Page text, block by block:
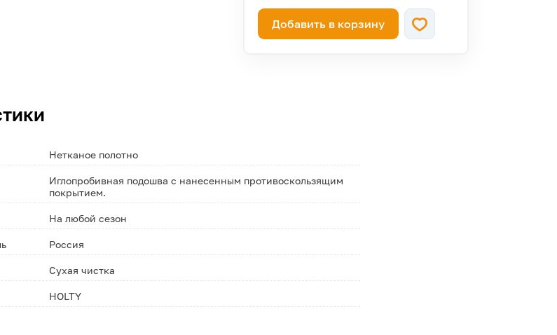
46—осталось 95 штук!
Добавить в корзину
Нетканое полотно
Иглопробивная подошва с нанесенным противоскользящим
покрытием.
На любой сезон
Россия
Сухая чистка
HOLTY